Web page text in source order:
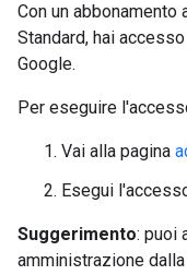
Con un abbonamento
Standard, hai
Google.
Per eseguire
Vai alla pagina
Esegui
Suggerimento: puoi
amministrazione